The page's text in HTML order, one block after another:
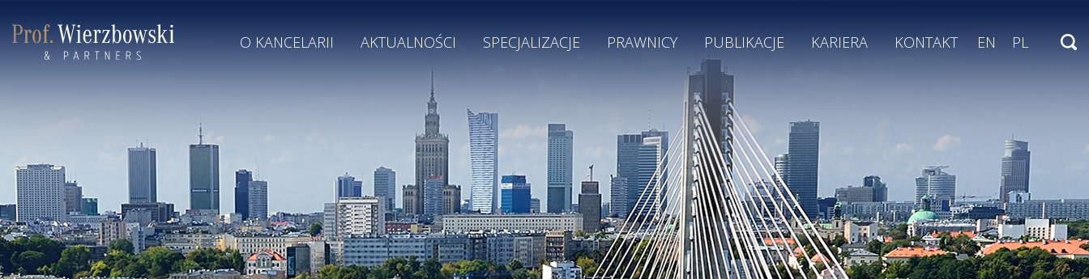
O KANCELARII AKTUALNOŚCI SPECJALIZACJE PRAWNICY PUBLIKACJE KARIERA KONTAKT EN PL